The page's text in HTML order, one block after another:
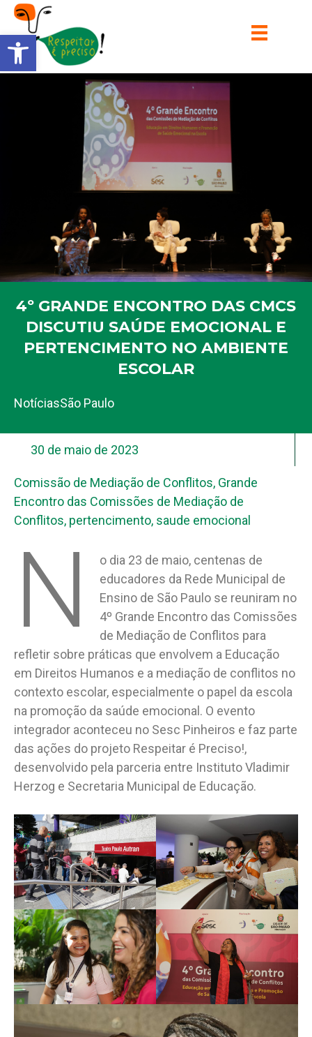
Barra de Ferramentas Aberta
4º GRANDE ENCONTRO DAS CMCS
DISCUTIU SAÚDE EMOCIONAL E
PERTENCIMENTO NO AMBIENTE
ESCOLAR
NotíciasSão Paulo
30 de maio de 2023
Comissão de Mediação de Conflitos, Grande
Encontro das Comissões de Mediação de
Conflitos, pertencimento, saude emocional
N
o dia 23 de maio, centenas de
educadores da Rede Municipal de
Ensino de São Paulo se reuniram no
4º Grande Encontro das Comissões
de Mediação de Conflitos para
refletir sobre práticas que envolvem a Educação
em Direitos Humanos e a mediação de conflitos no
contexto escolar, especialmente o papel da escola
na promoção da saúde emocional. O evento
integrador aconteceu no Sesc Pinheiros e faz parte
das ações do projeto Respeitar é Preciso!,
desenvolvido pela parceria entre Instituto Vladimir
Herzog e Secretaria Municipal de Educação.